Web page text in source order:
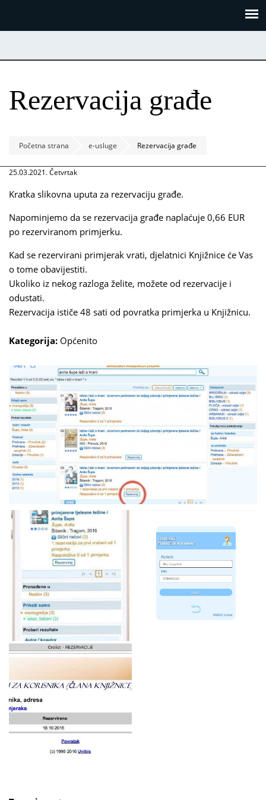
Rezervacija građe
Početna strana e-usluge Rezervacija građe
25.03.2021. Četvrtak
Kratka slikovna uputa za rezervaciju građe.
Napominjemo da se rezervacija građe naplaćuje 0,66 EUR
po rezerviranom primjerku.
Kad se rezervirani primjerak vrati, djelatnici Knjižnice će Vas
o tome obavijestiti.
Ukoliko iz nekog razloga želite, možete od rezervacije i
odustati.
Rezervacija ističe 48 sati od povratka primjerka u Knjižnicu.
Kategorija: Općenito